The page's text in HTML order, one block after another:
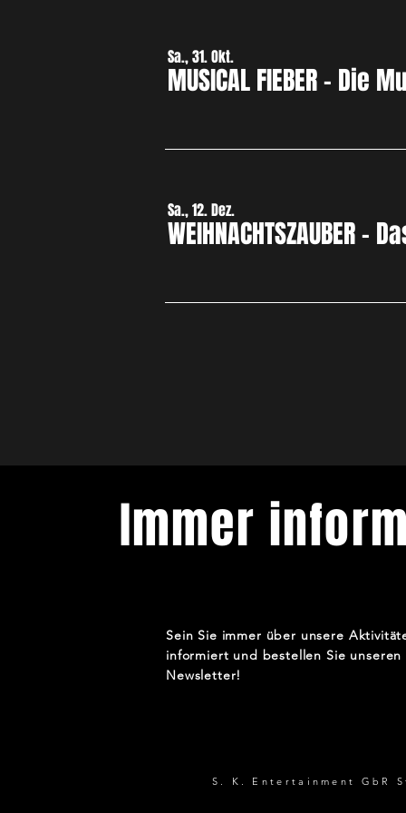
Sa., 31. Okt.
MUSICAL FIEBER -
Sa., 12. Dez.
WEIHNACHTSZAUBER
Sein Sie immer über unsere
informiert und bestellen Sie unseren
Newsletter!
Immer
S. K. Entertainment GbR